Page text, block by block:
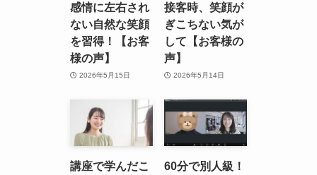
感情に左右され
ない自然な笑顔
を習得！【お客
様の声】
2026年5月15日
接客時、笑顔が
ぎこちない気が
して【お客様の
声】
2026年5月14日
講座で学んだこ
60分で別人級！